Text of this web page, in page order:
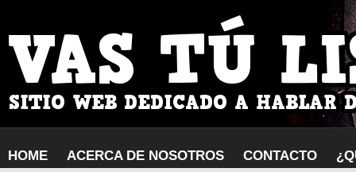
HOME ACERCA DE NOSOTROS CONTACTO